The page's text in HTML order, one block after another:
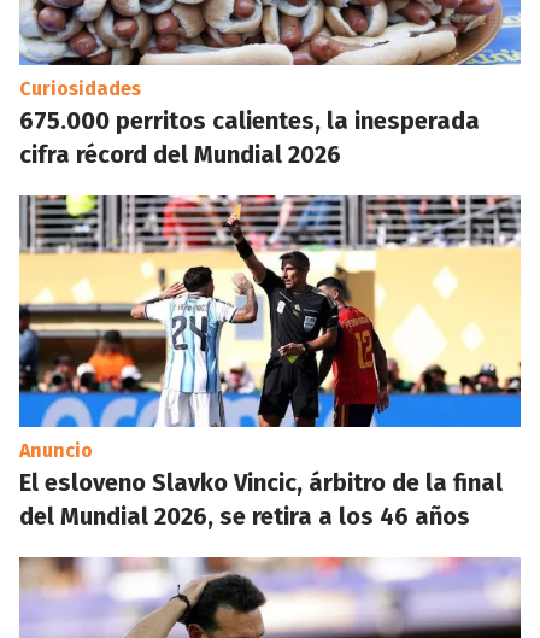
Curiosidades
675.000 perritos calientes, la inesperada
cifra récord del Mundial 2026
Anuncio
El esloveno Slavko Vincic, árbitro de la final
del Mundial 2026, se retira a los 46 años